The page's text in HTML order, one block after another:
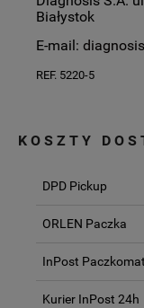
Białystok
E-mail:
REF. 5220-5
KOSZTY
DPD Pickup
ORLEN Paczka
InPost
Kurier InPost 24h